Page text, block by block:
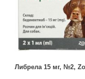
Либрела 15 мг, №2,